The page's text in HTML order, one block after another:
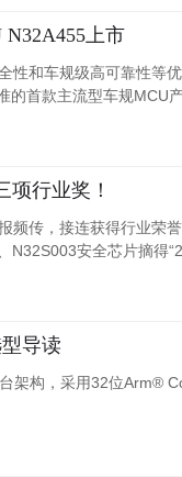
上市
性和车规级高可靠性
的首款主流型车规MCU
项行业奖！
频传，接连获得行业荣
N32S003安全芯片摘得
导读
架构，采用32位Arm®